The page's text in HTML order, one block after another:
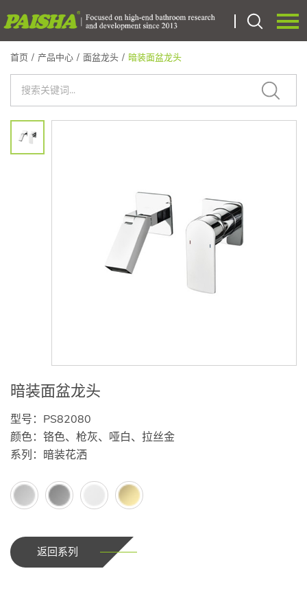
首页
关于我们
首页 / 产品中心 / 面盆龙头 / 暗装面盆龙头
暗装面盆龙头
型号：PS82080
颜色：铬色、枪灰、哑白、拉丝金
系列：暗装花洒
返回系列